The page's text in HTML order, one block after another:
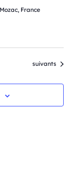
France
Évènements
suivants